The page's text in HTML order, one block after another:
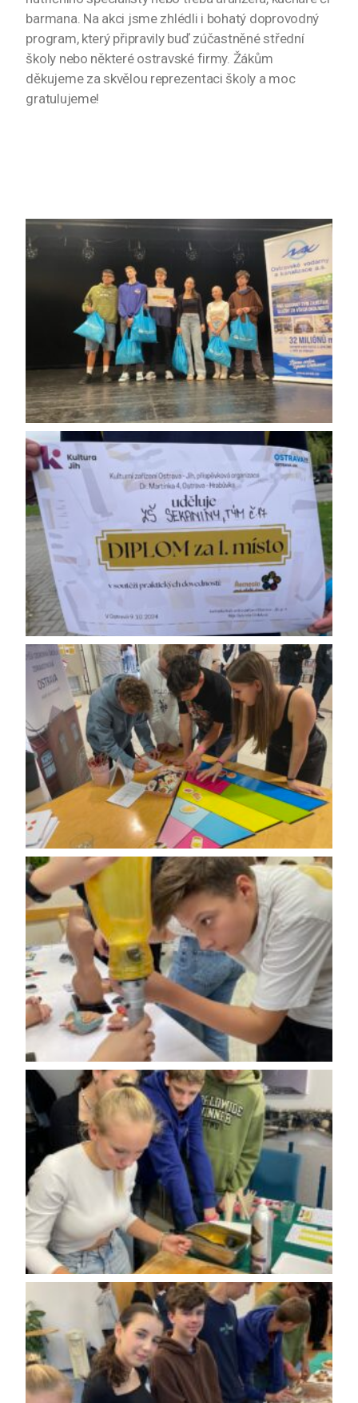
barmana. Na akci jsme zhlédli i bohatý doprovodný
program, který připravily buď zúčastněné střední
školy nebo některé ostravské firmy. Žákům
děkujeme za skvělou reprezentaci školy a moc
gratulujeme!